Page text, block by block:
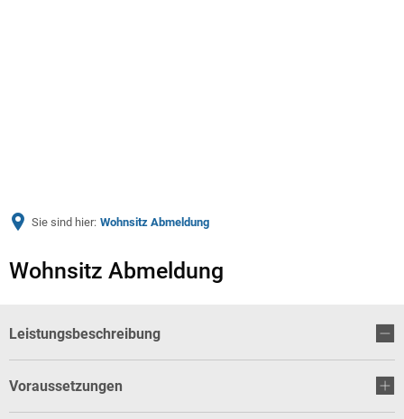
Sie sind hier: Wohnsitz Abmeldung
Wohnsitz Abmeldung
Leistungsbeschreibung
Voraussetzungen